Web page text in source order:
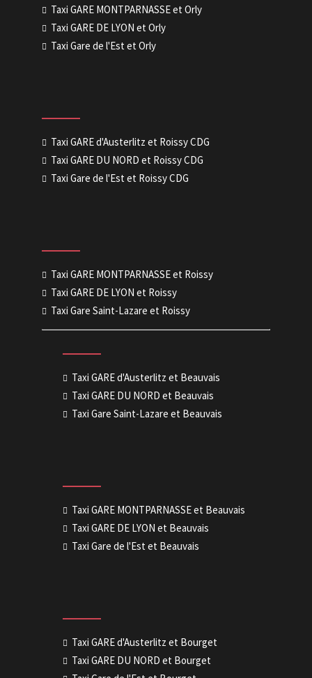
Taxi GARE MONTPARNASSE et Orly
Taxi GARE DE LYON et Orly
Taxi Gare de l'Est et Orly
Taxi GARE d'Austerlitz et Roissy CDG
Taxi GARE DU NORD et Roissy CDG
Taxi Gare de l'Est et Roissy CDG
Taxi GARE MONTPARNASSE et Roissy
Taxi GARE DE LYON et Roissy
Taxi Gare Saint-Lazare et Roissy
Taxi GARE d'Austerlitz et Beauvais
Taxi GARE DU NORD et Beauvais
Taxi Gare Saint-Lazare et Beauvais
Taxi GARE MONTPARNASSE et Beauvais
Taxi GARE DE LYON et Beauvais
Taxi Gare de l'Est et Beauvais
Taxi GARE d'Austerlitz et Bourget
Taxi GARE DU NORD et Bourget